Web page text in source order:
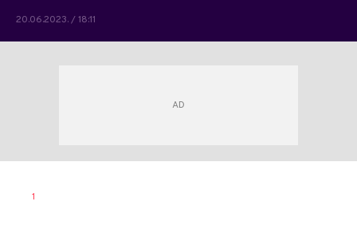
20.06.2023. / 18:11
AUTOR
1